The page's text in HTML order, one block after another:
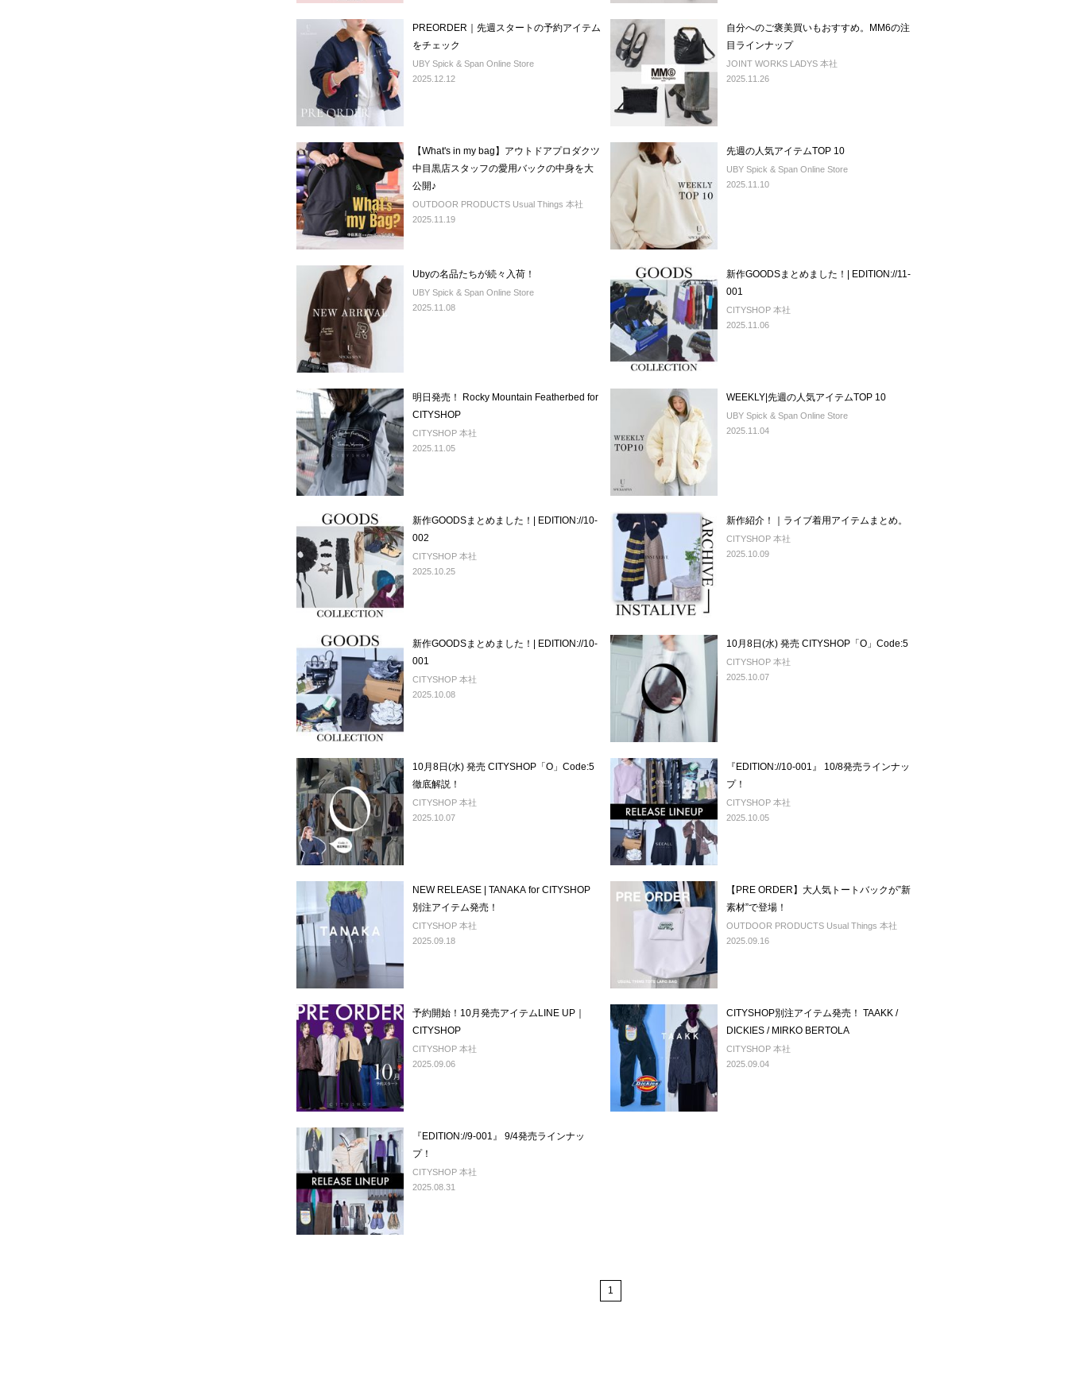
PREORDER｜先週スタートの予約アイテム
をチェック
UBY Spick & Span Online Store
2025.12.12
自分へのご褒美買いもおすすめ。MM6の注
目ラインナップ
JOINT WORKS LADYS 本社
2025.11.26
【What's in my bag】アウトドアプロダクツ
中目黒店スタッフの愛用バックの中身を大
公開♪
OUTDOOR PRODUCTS Usual Things 本社
2025.11.19
先週の人気アイテムTOP 10
UBY Spick & Span Online Store
2025.11.10
Ubyの名品たちが続々入荷！
UBY Spick & Span Online Store
2025.11.08
新作GOODSまとめました！| EDITION://11-
001
CITYSHOP 本社
2025.11.06
明日発売！ Rocky Mountain Featherbed for
CITYSHOP
CITYSHOP 本社
2025.11.05
WEEKLY|先週の人気アイテムTOP 10
UBY Spick & Span Online Store
2025.11.04
新作GOODSまとめました！| EDITION://10-
002
CITYSHOP 本社
2025.10.25
新作紹介！｜ライブ着用アイテムまとめ。
CITYSHOP 本社
2025.10.09
新作GOODSまとめました！| EDITION://10-
001
CITYSHOP 本社
2025.10.08
10月8日(水) 発売 CITYSHOP「O」Code:5
CITYSHOP 本社
2025.10.07
10月8日(水) 発売 CITYSHOP「O」Code:5
徹底解説！
CITYSHOP 本社
2025.10.07
『EDITION://10-001』 10/8発売ラインナッ
プ！
CITYSHOP 本社
2025.10.05
NEW RELEASE | TANAKA for CITYSHOP
別注アイテム発売！
CITYSHOP 本社
2025.09.18
【PRE ORDER】大人気トートバックが”新
素材”で登場！
OUTDOOR PRODUCTS Usual Things 本社
2025.09.16
予約開始！10月発売アイテムLINE UP｜
CITYSHOP
CITYSHOP 本社
2025.09.06
CITYSHOP別注アイテム発売！ TAAKK /
DICKIES / MIRKO BERTOLA
CITYSHOP 本社
2025.09.04
『EDITION://9-001』 9/4発売ラインナッ
プ！
CITYSHOP 本社
2025.08.31
1